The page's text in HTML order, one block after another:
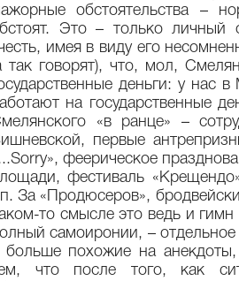
обстоятельства –
Это – только личный
имея в виду его
так говорят), что, мол,
деньги: у нас
на государственные
«в ранце» –
первые
феерическое
фестиваль
За «Продюсеров»,
то смысле это ведь и
самоиронии, –
больше похожие на
что после того, как